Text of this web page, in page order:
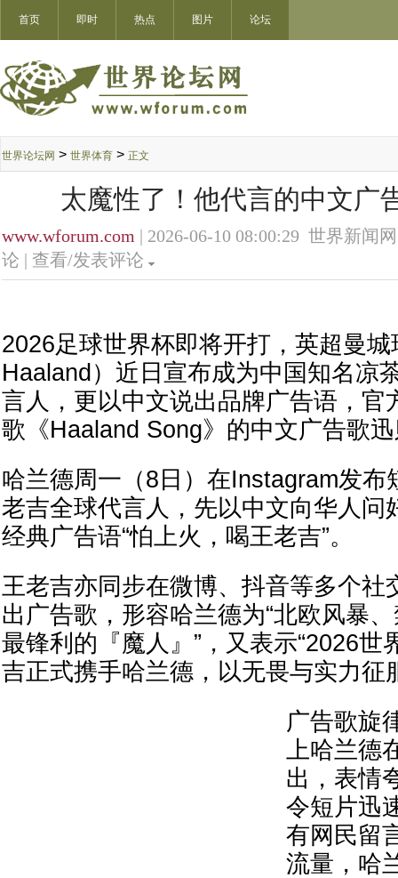
首页 即时 热点 图片 论坛
世界论坛网 > 世界体育 > 正文
太魔性了！他代言的中文广
www.wforum.com | 2026-06-10 08:00:29 世界新闻
论 | 查看/发表评论
2026足球世界杯即将开打，英超曼
Haaland）近日宣布成为中国知名凉
言人，更以中文说出品牌广告语，官
歌《Haaland Song》的中文广告歌
哈兰德周一（8日）在Instagram发布
老吉全球代言人，先以中文向华人问
经典广告语“怕上火，喝王老吉”。
王老吉亦同步在微博、抖音等多个社
出广告歌，形容哈兰德为“北欧风暴
最锋利的『魔人』”，又表示“2026世
吉正式携手哈兰德，以无畏与实力征
广告歌旋
上哈兰德
出，表情
令短片迅
有网民留
流量，哈